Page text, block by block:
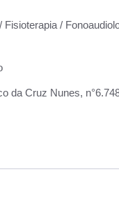
Fisioterapia /
da Cruz Nunes,